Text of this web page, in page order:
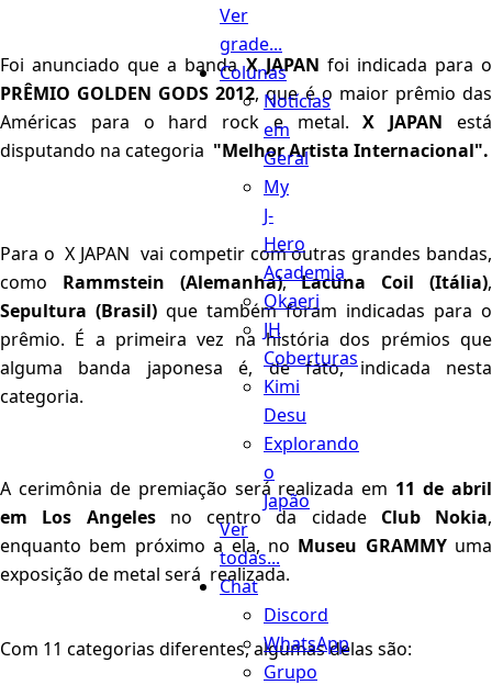
Ver
grade...
Colunas
Notícias
em
Geral
My
J-
Hero
Academia
Okaeri
JH
Coberturas
Kimi
Desu
Explorando
o
Japão
Ver
todas...
Chat
Discord
WhatsApp
Grupo
Foi anunciado que a bandaX JAPAN foi indicada para o
PRÊMIO GOLDEN GODS 2012, que é o maior prêmio das
Américas para o hard rock e metal.X JAPANestá
disputando na categoria "Melhor Artista Internacional".
Para o X JAPAN vai competir com outras grandes bandas,
como Rammstein (Alemanha),Lacuna Coil (Itália),
Sepultura (Brasil) que também foram indicadas para o
prêmio. É a primeira vez na história dos prémios que
alguma banda japonesa é, de fato, indicada nesta
categoria.
A cerimônia de premiação será realizada em 11 de abril
em Los Angeles no centro da cidade Club Nokia,
enquanto bem próximo a ela, no Museu GRAMMY uma
exposição de metal será realizada.
Com 11 categorias diferentes, algumas delas são: